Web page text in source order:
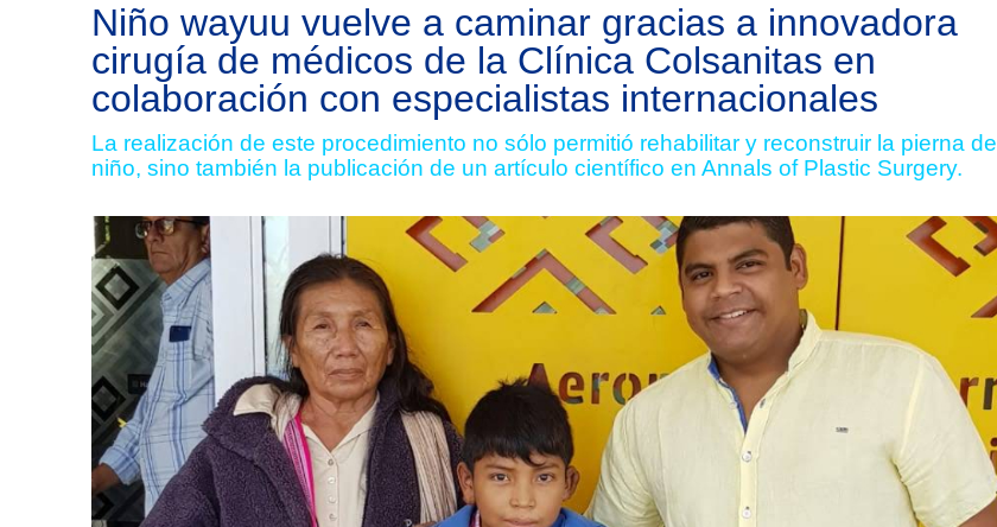
Niño wayuu vuelve a caminar gracias a innovadora
cirugía de médicos de la Clínica Colsanitas en
colaboración con especialistas internacionales
La realización de este procedimiento no sólo permitió rehabilitar y reconstruir la pierna del
niño, sino también la publicación de un artículo científico en Annals of Plastic Surgery.